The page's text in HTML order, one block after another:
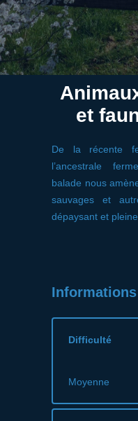
et
De la récente
l’ancestrale
balade nous
sauvages et
dépaysant et
Difficulté
Moyenne